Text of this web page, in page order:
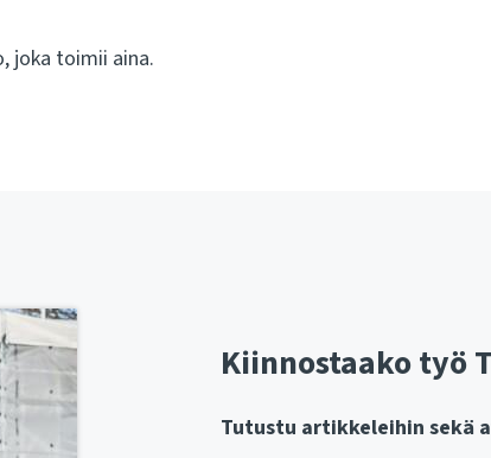
joka toimii aina.
Kiinnostaako työ
Tutustu artikkeleihin sekä